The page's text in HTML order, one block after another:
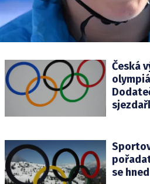
Česká
se